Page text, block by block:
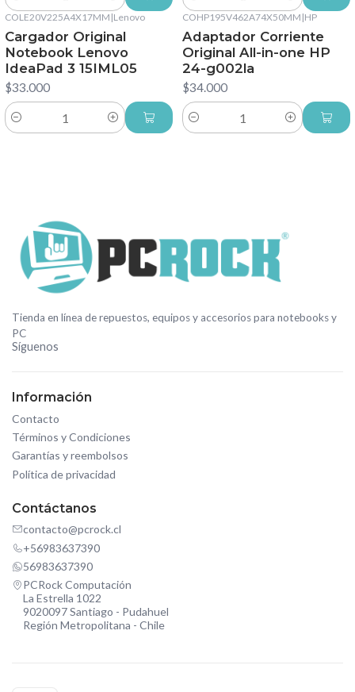
Cantidad Cantidad
COLE20V225A4X17MM |Lenovo
Cargador Original
Notebook Lenovo
IdeaPad 3 15IML05
$33.000
Cantidad
COHP195V462A74X50MM |HP
Adaptador Corriente
Original All-in-one HP
24-g002la
$34.000
Cantidad
Tienda en línea de repuestos, equipos y accesorios para notebooks y
PC
Síguenos
Información
Contacto
Términos y Condiciones
Garantías y reembolsos
Política de privacidad
Contáctanos
contacto@pcrock.cl
+56983637390
56983637390
PCRock Computación
La Estrella 1022
9020097 Santiago - Pudahuel
Región Metropolitana - Chile